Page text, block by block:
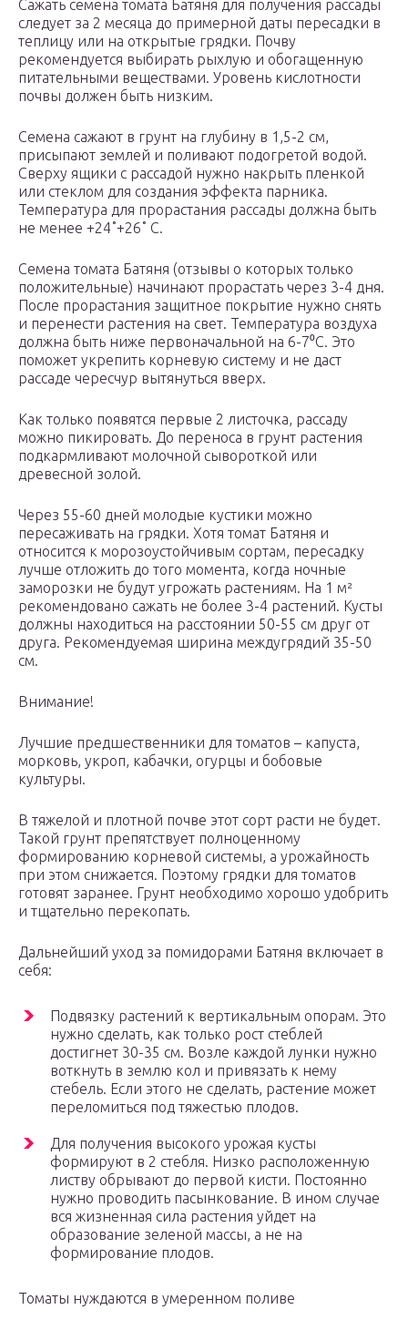
Сажать семена томата Батяня для получения рассады
следует за 2 месяца до примерной даты пересадки в
теплицу или на открытые грядки. Почву
рекомендуется выбирать рыхлую и обогащенную
питательными веществами. Уровень кислотности
почвы должен быть низким.
Семена сажают в грунт на глубину в 1,5-2 см,
присыпают землей и поливают подогретой водой.
Сверху ящики с рассадой нужно накрыть пленкой
или стеклом для создания эффекта парника.
Температура для прорастания рассады должна быть
не менее +24˚+26˚ С.
Семена томата Батяня (отзывы о которых только
положительные) начинают прорастать через 3-4 дня.
После прорастания защитное покрытие нужно снять
и перенести растения на свет. Температура воздуха
должна быть ниже первоначальной на 6-7⁰С. Это
поможет укрепить корневую систему и не даст
рассаде чересчур вытянуться вверх.
Как только появятся первые 2 листочка, рассаду
можно пикировать. До переноса в грунт растения
подкармливают молочной сывороткой или
древесной золой.
Через 55-60 дней молодые кустики можно
пересаживать на грядки. Хотя томат Батяня и
относится к морозоустойчивым сортам, пересадку
лучше отложить до того момента, когда ночные
заморозки не будут угрожать растениям. На 1 м²
рекомендовано сажать не более 3-4 растений. Кусты
должны находиться на расстоянии 50-55 см друг от
друга. Рекомендуемая ширина междугрядий 35-50
см.
Внимание!
Лучшие предшественники для томатов – капуста,
морковь, укроп, кабачки, огурцы и бобовые
культуры.
В тяжелой и плотной почве этот сорт расти не будет.
Такой грунт препятствует полноценному
формированию корневой системы, а урожайность
при этом снижается. Поэтому грядки для томатов
готовят заранее. Грунт необходимо хорошо удобрить
и тщательно перекопать.
Дальнейший уход за помидорами Батяня включает в
себя:
Подвязку растений к вертикальным опорам. Это
нужно сделать, как только рост стеблей
достигнет 30-35 см. Возле каждой лунки нужно
воткнуть в землю кол и привязать к нему
стебель. Если этого не сделать, растение может
переломиться под тяжестью плодов.
Для получения высокого урожая кусты
формируют в 2 стебля. Низко расположенную
листву обрывают до первой кисти. Постоянно
нужно проводить пасынкование. В ином случае
вся жизненная сила растения уйдет на
образование зеленой массы, а не на
формирование плодов.
Томаты нуждаются в умеренном поливе